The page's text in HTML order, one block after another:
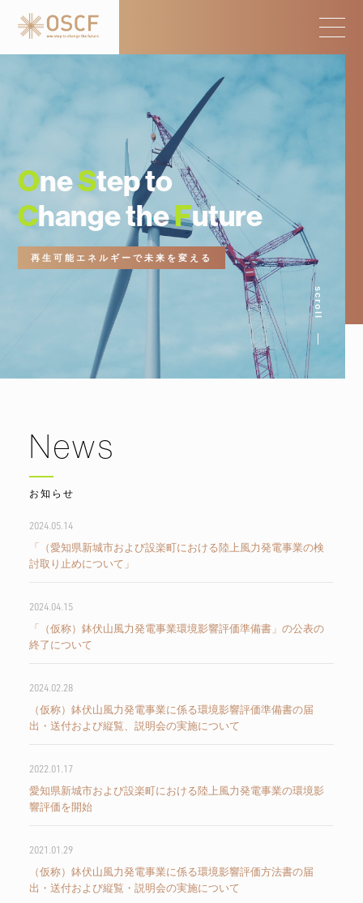
OneStep to
Change theFuture
再生可能エネルギーで未来を変える
scroll
News
お知らせ
2024.05.14
「（愛知県新城市および設楽町における陸上風力発電事業の検
討取り止めについて」
2024.04.15
「（仮称）鉢伏山風力発電事業環境影響評価準備書」の公表の
終了について
2024.02.28
（仮称）鉢伏山風力発電事業に係る環境影響評価準備書の届
出・送付および縦覧、説明会の実施について
2022.01.17
愛知県新城市および設楽町における陸上風力発電事業の環境影
響評価を開始
2021.01.29
（仮称）鉢伏山風力発電事業に係る環境影響評価方法書の届
出・送付および縦覧・説明会の実施について